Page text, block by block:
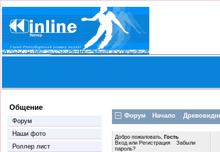
Общение
Форум
Наши фото
Роллер лист
Форум Начало
Добро пожаловать,Гость
Входили Регистрация
Забыли
пароль?